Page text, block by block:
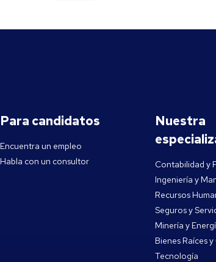
Para candidatos
Encuentra un empleo
Habla con un consultor
Nuestra
Contabilidad y
Ingeniería y
Recursos
Seguros y
Minería y
Bienes Raíces
Tecnología